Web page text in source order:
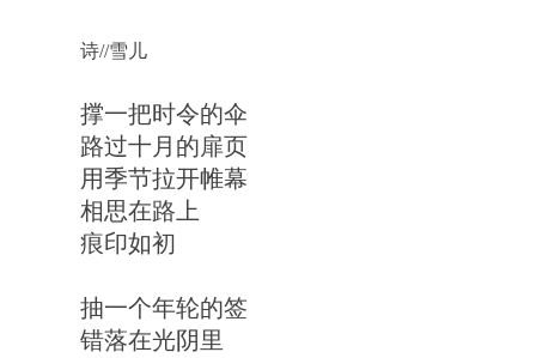
​诗//雪儿
​撑一把时令的伞
​路过十月的扉页
​用季节拉开帷幕
​相思在路上
痕印如初
抽一个年轮的签
错落在光阴里